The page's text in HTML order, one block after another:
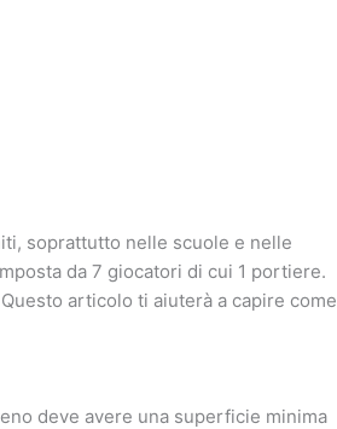
soprattutto nelle scuole e nelle
da 7 giocatori di cui 1 portiere.
articolo ti aiuterà a capire come
deve avere una superficie minima